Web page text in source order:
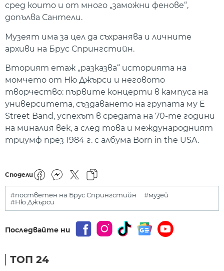
сред които и от много „заможни фенове“,
допълва Сантели.
Музеят има за цел да съхранява и личните
архиви на Брус Спрингстийн.
Вторият етаж „разказва“ историята на
момчето от Ню Джърси и неговото
творчество: първите концерти в кампуса на
университета, създаването на групата му E
Street Band, успехът в средата на 70-те години
на миналия век, а след това и международният
триумф през 1984 г. с албума Born in the USA.
Сподели
#постветен на Брус Спрингстийн
#музей
#Ню Джърси
Последвайте ни
ТОП 24